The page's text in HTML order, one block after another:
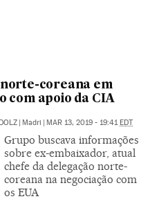
norte-coreana em
com apoio da CIA
| Madri | MAR 13, 2019 - 19:41EDT
Grupo buscava informações
sobre ex-embaixador, atual
chefe da delegação norte-
coreana na negociação com
os EUA